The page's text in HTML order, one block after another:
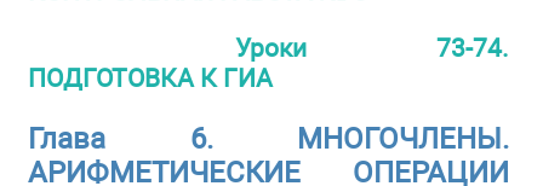
Уроки 73-74.
ПОДГОТОВКА К ГИА
Глава 6. МНОГОЧЛЕНЫ.
АРИФМЕТИЧЕСКИЕ ОПЕРАЦИИ